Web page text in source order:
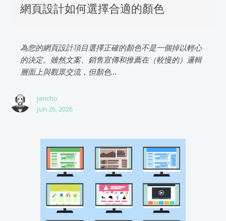
網頁設計如何選擇合適的顏色
為您的網頁設計項目選擇正確的顏色不是一個掉以輕心
的決定。雖然文案、銷售宣傳和推薦在（較慢的）邏輯
層面上與觀眾交流，但顏色...
Jericho
Jun 26, 2026